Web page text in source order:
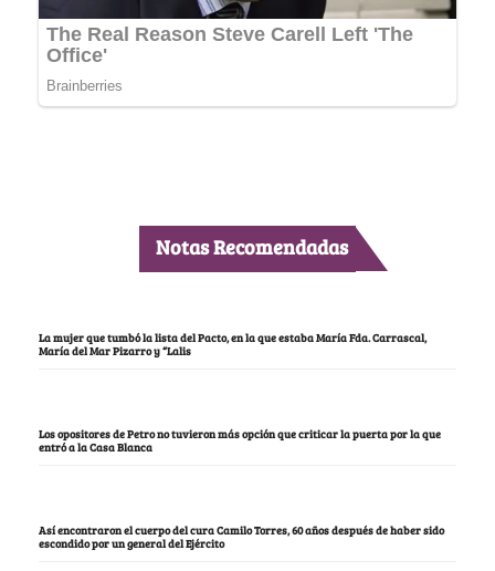
Notas Recomendadas
La mujer que tumbó la lista del Pacto, en la que estaba María Fda. Carrascal,
María del Mar Pizarro y “Lalis
Los opositores de Petro no tuvieron más opción que criticar la puerta por la que
entró a la Casa Blanca
Así encontraron el cuerpo del cura Camilo Torres, 60 años después de haber sido
escondido por un general del Ejército